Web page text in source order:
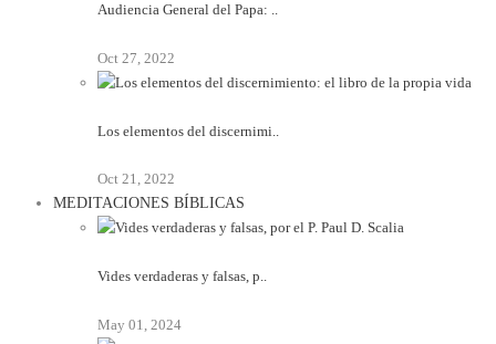
Audiencia General del Papa: ..
Oct 27, 2022
Los elementos del discernimi..
Oct 21, 2022
MEDITACIONES BÍBLICAS
Vides verdaderas y falsas, p..
May 01, 2024